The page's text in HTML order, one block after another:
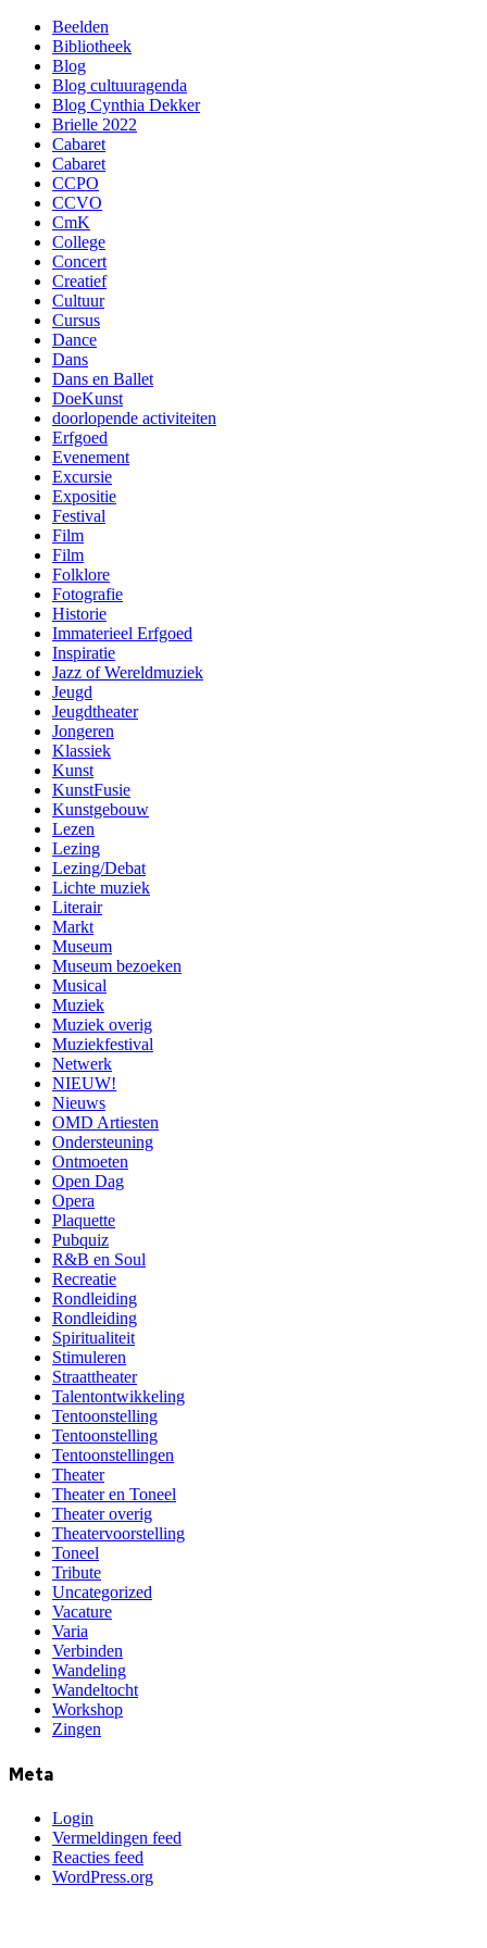
Beelden
Bibliotheek
Blog
Blog cultuuragenda
Blog Cynthia Dekker
Brielle 2022
Cabaret
Cabaret
CCPO
CCVO
CmK
College
Concert
Creatief
Cultuur
Cursus
Dance
Dans
Dans en Ballet
DoeKunst
doorlopende activiteiten
Erfgoed
Evenement
Excursie
Expositie
Festival
Film
Film
Folklore
Fotografie
Historie
Immaterieel Erfgoed
Inspiratie
Jazz of Wereldmuziek
Jeugd
Jeugdtheater
Jongeren
Klassiek
Kunst
KunstFusie
Kunstgebouw
Lezen
Lezing
Lezing/Debat
Lichte muziek
Literair
Markt
Museum
Museum bezoeken
Musical
Muziek
Muziek overig
Muziekfestival
Netwerk
NIEUW!
Nieuws
OMD Artiesten
Ondersteuning
Ontmoeten
Open Dag
Opera
Plaquette
Pubquiz
R&B en Soul
Recreatie
Rondleiding
Rondleiding
Spiritualiteit
Stimuleren
Straattheater
Talentontwikkeling
Tentoonstelling
Tentoonstelling
Tentoonstellingen
Theater
Theater en Toneel
Theater overig
Theatervoorstelling
Toneel
Tribute
Uncategorized
Vacature
Varia
Verbinden
Wandeling
Wandeltocht
Workshop
Zingen
Meta
Login
Vermeldingen feed
Reacties feed
WordPress.org